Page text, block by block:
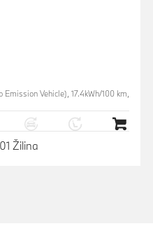
Vehicle), 17.4kWh/100 km,
Žilina